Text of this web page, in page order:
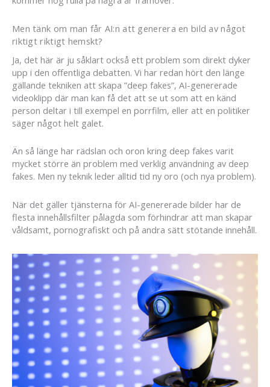
Men tänk om man får AI:n att generera en bild av något
riktigt riktigt hemskt?
Ja, det här är ju såklart också ett problem som direkt dyker
upp i den offentliga debatten. Vi har redan hört den länge
gällande tekniken att skapa ”deep fakes”, AI-genererade
videoklipp där man kan få det att se ut som att en känd
person deltar i till exempel en porrfilm, eller att en politiker
säger något helt galet.
Än så länge har rädslan och oron kring deep fakes varit
mycket större än problem med verklig användning av deep
fakes. Men ny teknik leder alltid tid ny oro (och nya problem).
När det gäller tjänsterna för AI-genererade bilder har de
flesta innehållsfilter pålagda som förhindrar att man skapar
våldsamt, pornografiskt och på andra sätt stötande innehåll.